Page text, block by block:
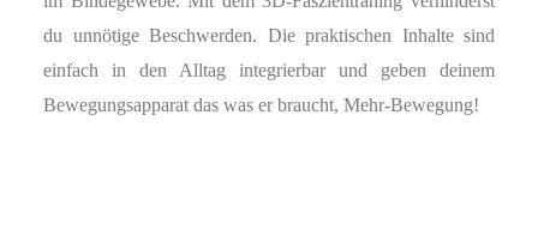
du unnötige Beschwerden. Die praktischen Inhalte sind
einfach in den Alltag integrierbar und geben deinem
Bewegungsapparat das was er braucht, Mehr-Bewegung!